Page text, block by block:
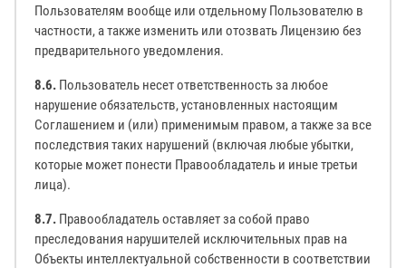
Пользователям вообще или отдельному Пользователю в
частности, а также изменить или отозвать Лицензию без
предварительного уведомления.
8.6. Пользователь несет ответственность за любое
нарушение обязательств, установленных настоящим
Соглашением и (или) применимым правом, а также за все
последствия таких нарушений (включая любые убытки,
которые может понести Правообладатель и иные третьи
лица).
8.7. Правообладатель оставляет за собой право
преследования нарушителей исключительных прав на
Объекты интеллектуальной собственности в соответствии